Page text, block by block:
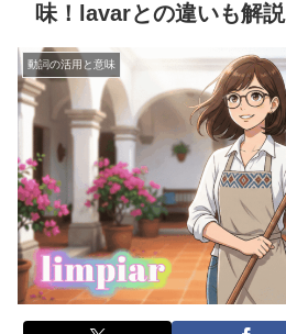
味！lavarとの違いも解説
動詞の活用と意味